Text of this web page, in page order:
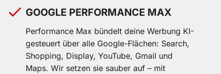
GOOGLE PERFORMANCE MAX
Performance Max bündelt deine Werbung KI-
gesteuert über alle Google-Flächen: Search,
Shopping, Display, YouTube, Gmail und
Maps. Wir setzen sie sauber auf – mit